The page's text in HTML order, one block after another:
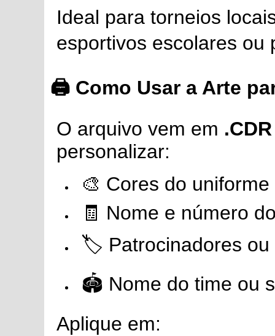
Ideal para torneios
esportivos escolares ou
🖨️ Como Usar a Arte
O arquivo vem em
personalizar:
🎨 Cores do uniforme
🧾 Nome e número
🏷️ Patrocinadores ou
🏟️ Nome do time ou
Aplique em: